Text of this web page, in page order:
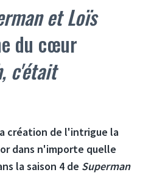
et Loïs
du cœur
c'était
création de l'intrigue la
dans n'importe quelle
la saison 4 de Superman